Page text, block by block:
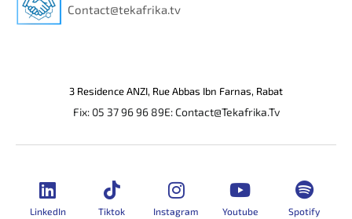
Contact@tekafrika.tv
3 Residence ANZI, Rue Abbas Ibn Farnas, Rabat
Fix: 05 37 96 96 89E: Contact@Tekafrika.Tv
LinkedIn Tiktok Instagram Youtube Spotify